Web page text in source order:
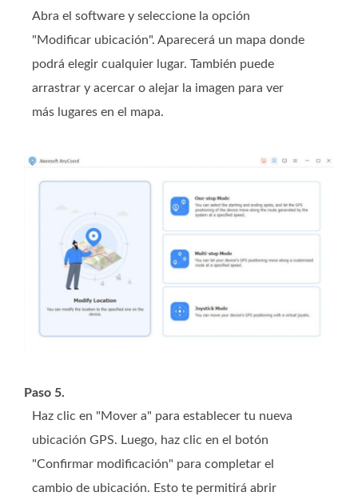
Abra el software y seleccione la opción
"Modificar ubicación". Aparecerá un mapa donde
podrá elegir cualquier lugar. También puede
arrastrar y acercar o alejar la imagen para ver
más lugares en el mapa.
Paso 5.
Haz clic en "Mover a" para establecer tu nueva
ubicación GPS. Luego, haz clic en el botón
"Confirmar modificación" para completar el
cambio de ubicación. Esto te permitirá abrir